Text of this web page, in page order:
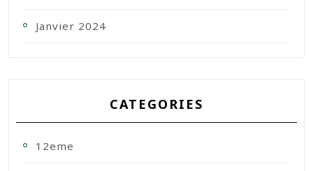
Janvier 2024
CATEGORIES
12eme